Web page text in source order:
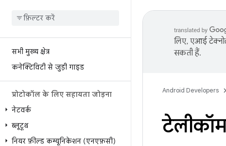
सभी मुख्य क्षेत्र
कनेक्टिविटी से जुड़ी गाइड
प्रोटोकॉल के लिए सहायता जोड़ना
नेटवर्क
ब्लूटूथ
नियर फ़ील्ड कम्यूनिकेशन (एनएफ़सी)
लिए, एआई
सकती हैं.
Android Developers